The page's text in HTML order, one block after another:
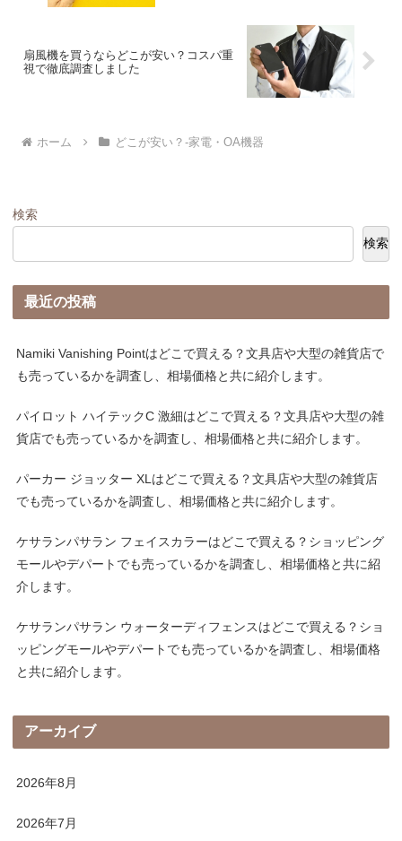
扇風機を買うならどこが安い？コスパ重
視で徹底調査しました
ホーム どこが安い？-家電・OA機器
検索
検索
最近の投稿
Namiki Vanishing Pointはどこで買える？文具店や大型の雑貨店で
も売っているかを調査し、相場価格と共に紹介します。
パイロット ハイテックC 激細はどこで買える？文具店や大型の雑
貨店でも売っているかを調査し、相場価格と共に紹介します。
パーカー ジョッター XLはどこで買える？文具店や大型の雑貨店
でも売っているかを調査し、相場価格と共に紹介します。
ケサランパサラン フェイスカラーはどこで買える？ショッピング
モールやデパートでも売っているかを調査し、相場価格と共に紹
介します。
ケサランパサラン ウォーターディフェンスはどこで買える？ショ
ッピングモールやデパートでも売っているかを調査し、相場価格
と共に紹介します。
アーカイブ
2026年8月
2026年7月